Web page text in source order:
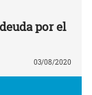
por el
03/08/2020